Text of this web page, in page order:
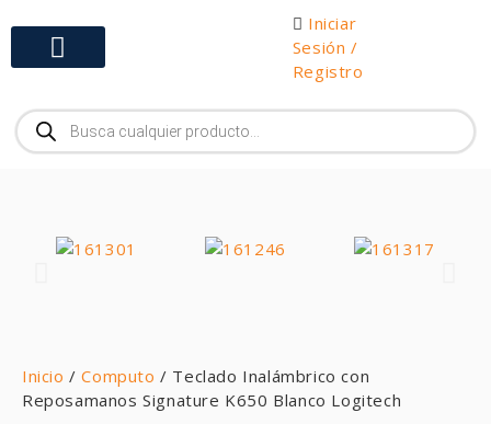
Iniciar
Sesión /
Registro
Inicio /Computo / Teclado Inalámbrico con
Reposamanos Signature K650 Blanco Logitech